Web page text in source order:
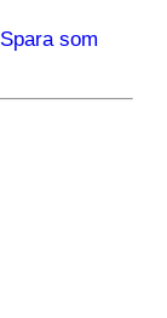
Spara som